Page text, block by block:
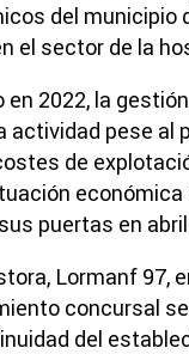
del municipio
el sector de la
2022, la
actividad pese al
de
puertas en
Lormanf 97,
concursal
del